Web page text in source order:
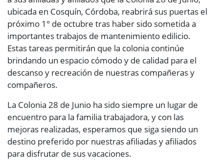
ubicada en Cosquín, Córdoba, reabrirá sus puertas el
próximo 1° de octubre tras haber sido sometida a
importantes trabajos de mantenimiento edilicio.
Estas tareas permitirán que la colonia continúe
brindando un espacio cómodo y de calidad para el
descanso y recreación de nuestras compañeras y
compañeros.
La Colonia 28 de Junio ​​ha sido siempre un lugar de
encuentro para la familia trabajadora, y con las
mejoras realizadas, esperamos que siga siendo un
destino preferido por nuestras afiliadas y afiliados
para disfrutar de sus vacaciones.